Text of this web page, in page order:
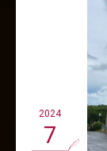
2024
7